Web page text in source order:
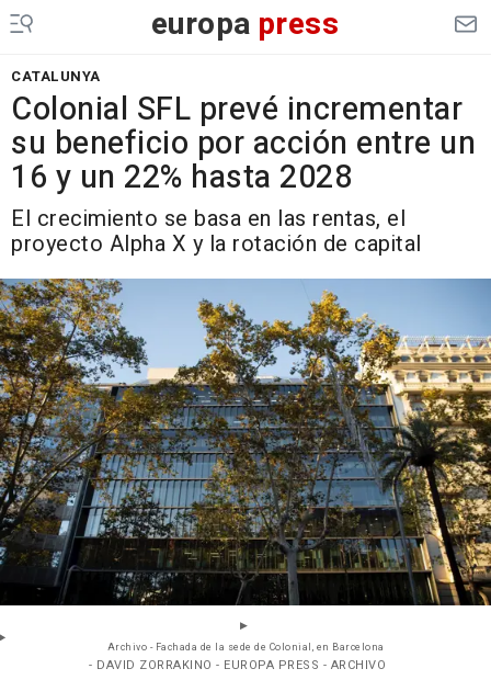
europa press
CATALUNYA
Colonial SFL prevé incrementar
su beneficio por acción entre un
16 y un 22% hasta 2028
El crecimiento se basa en las rentas, el
proyecto Alpha X y la rotación de capital
Archivo - Fachada de la sede de Colonial, en Barcelona
- DAVID ZORRAKINO - EUROPA PRESS - ARCHIVO